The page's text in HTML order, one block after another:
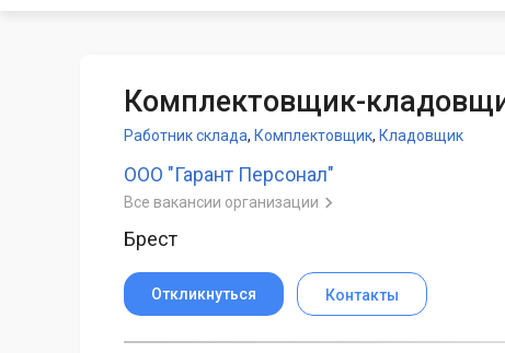
Комплектовщик-
Работник склада, Комплектовщик, Кладовщик
ООО "Гарант Персонал"
Все вакансии организации
Брест
Откликнуться Контакты